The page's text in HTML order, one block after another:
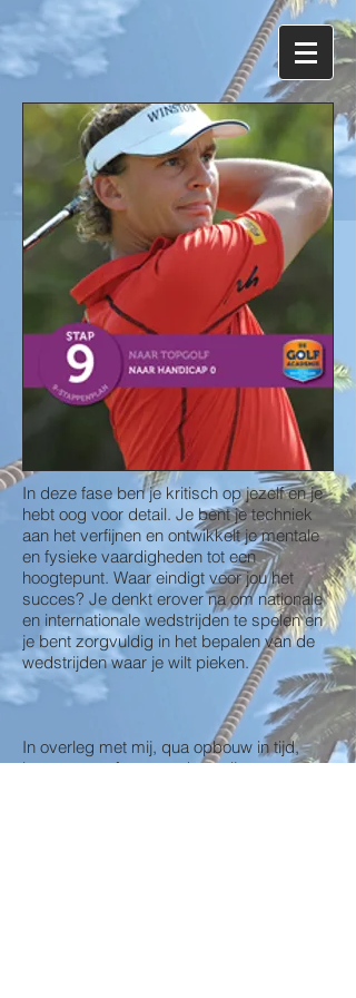
In deze fase ben je kritisch op jezelf en je
hebt oog voor detail. Je bent je techniek
aan het verfijnen en ontwikkelt je mentale
en fysieke vaardigheden tot een
hoogtepunt. Waar eindigt voor jou het
succes? Je denkt erover na om nationale
en internationale wedstrijden te spelen en
je bent zorgvuldig in het bepalen van de
wedstrijden waar je wilt pieken.
In overleg met mij, qua opbouw in tijd,
lessen en oefenen, maken wij een